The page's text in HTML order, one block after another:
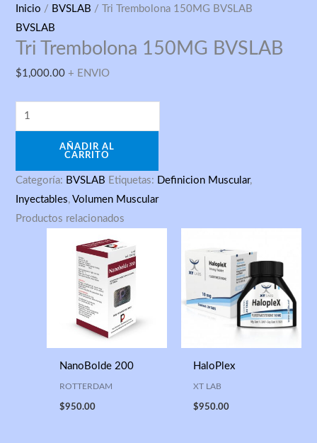
Inicio / BVSLAB / Tri Trembolona 150MG BVSLAB
BVSLAB
Tri Trembolona 150MG BVSLAB
$1,000.00 + ENVIO
Tri
Trembolona
150MG
BVSLAB
AÑADIR AL
CARRITO
Categoría: BVSLAB Etiquetas: Definicion Muscular,
Inyectables,Volumen Muscular
Productos relacionados
NanoBolde 200
ROTTERDAM
$950.00
HaloPlex
XT LAB
$950.00